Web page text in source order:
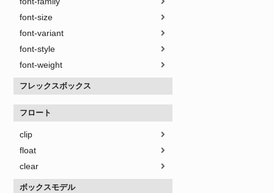
font-size
font-variant
font-style
font-weight
フレックスボックス
フロート
clip
float
clear
ボックスモデル